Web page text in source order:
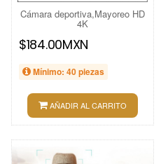
Cámara deportiva,Mayoreo HD
4K
$184.00MXN
Mínimo: 40 piezas
AÑADIR AL CARRITO